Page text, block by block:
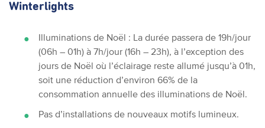
Winterlights
Illuminations de Noël : La durée passera de 19h/jour
(06h – 01h) à 7h/jour (16h – 23h), à l’exception des
jours de Noël où l’éclairage reste allumé jusqu’à 01h,
soit une réduction d’environ 66% de la
consommation annuelle des illuminations de Noël.
Pas d’installations de nouveaux motifs lumineux.